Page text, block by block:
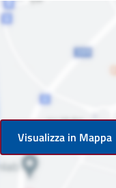
Visualizza in Mappa